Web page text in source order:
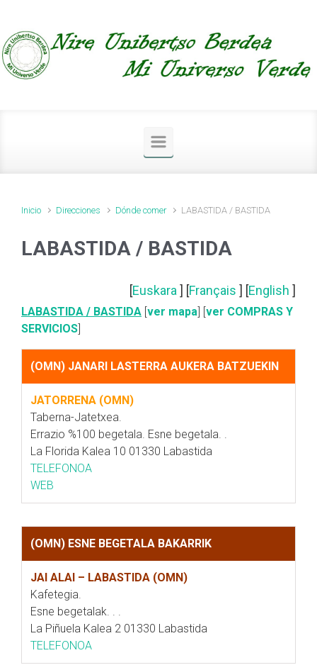
Inicio Direcciones Dónde comer LABASTIDA / BASTIDA
LABASTIDA / BASTIDA
[Euskara ] [Français ] [English ]
LABASTIDA / BASTIDA [ver mapa] [ver COMPRAS Y
SERVICIOS]
(OMN) JANARI LASTERRA AUKERA BATZUEKIN
JATORRENA (OMN)
Taberna-Jatetxea.
Errazio %100 begetala. Esne begetala. .
La Florida Kalea 10 01330 Labastida
TELEFONOA
WEB
(OMN) ESNE BEGETALA BAKARRIK
JAI ALAI – LABASTIDA (OMN)
Kafetegia.
Esne begetalak. . .
La Piñuela Kalea 2 01330 Labastida
TELEFONOA